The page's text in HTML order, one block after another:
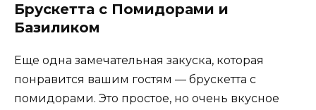
Брускетта с Помидорами и
Базиликом
Еще одна замечательная закуска, которая
понравится вашим гостям — брускетта с
помидорами. Это простое, но очень вкусное